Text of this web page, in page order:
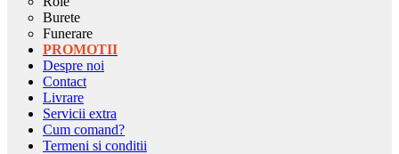
Burete
Funerare
PROMOTII
Despre noi
Contact
Livrare
Servicii extra
Cum comand?
Termeni si conditii